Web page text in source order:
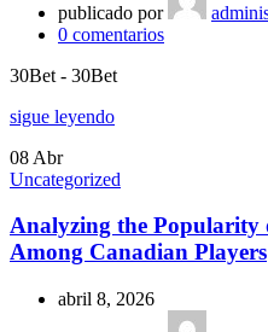
publicado por
0 comentarios
30Bet - 30Bet
sigue leyendo
08 Abr
Uncategorized
Analyzing the Popularity
Among Canadian Players
abril 8, 2026